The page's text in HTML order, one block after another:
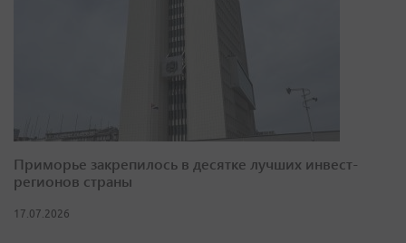
Приморье закрепилось в десятке лучших инвест-
регионов страны
17.07.2026